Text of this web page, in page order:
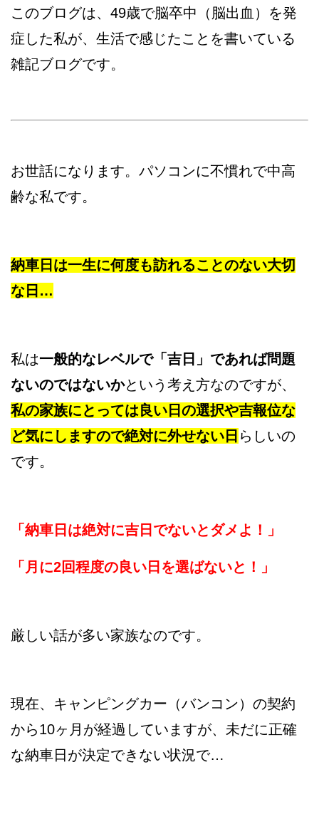
このブログは、49歳で脳卒中（脳出血）を発
症した私が、生活で感じたことを書いている
雑記ブログです。
お世話になります。パソコンに不慣れで中高
齢な私です。
納車日は一生に何度も訪れることのない大切
な日…
私は一般的なレベルで「吉日」であれば問題
ないのではないかという考え方なのですが、
私の家族にとっては良い日の選択や吉報位な
ど気にしますので絶対に外せない日 らしいの
です。
「納車日は絶対に吉日でないとダメよ！」
「月に2回程度の良い日を選ばないと！」
厳しい話が多い家族なのです。
現在、キャンピングカー（バンコン）の契約
から10ヶ月が経過していますが、未だに正確
な納車日が決定できない状況で…